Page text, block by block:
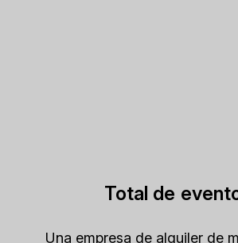
Total de
Una empresa de alquiler de